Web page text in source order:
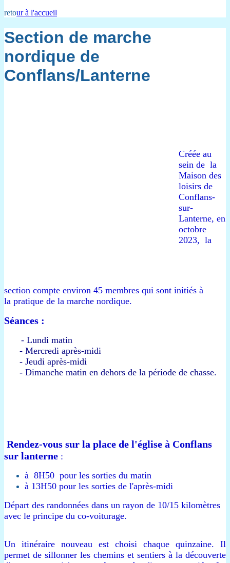
retour à l'accueil
Section de marche
nordique de
Conflans/Lanterne
Créée au
sein de la
Maison des
loisirs de
Conflans-
sur-
Lanterne, en
octobre
2023, la
section compte environ 45 membres qui sont initiés à
la pratique de la marche nordique.
Séances :
- Lundi matin
- Mercredi après-midi
- Jeudi après-midi
- Dimanche matin en dehors de la période de chasse.
Rendez-vous sur la place de l'église à Conflans
sur lanterne :
à 8H50 pour les sorties du matin
à 13H50 pour les sorties de l'après-midi
Départ des randonnées dans un rayon de 10/15 kilomètres
avec le principe du co-voiturage.
Un itinéraire nouveau est choisi chaque quinzaine. Il
permet de sillonner les chemins et sentiers à la découverte